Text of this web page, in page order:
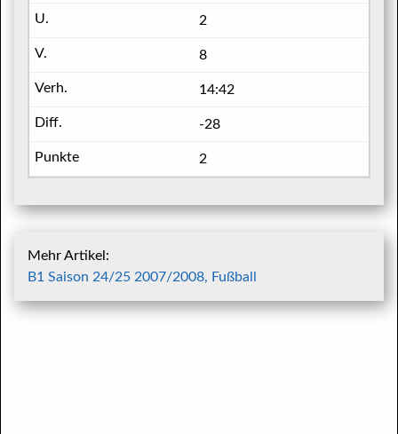
2
8
14:42
-28
2
Mehr Artikel:
B1 Saison 24/25 2007/2008, Fußball